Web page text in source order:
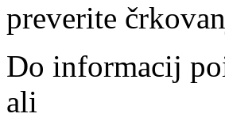
preverite
Do informacij
ali